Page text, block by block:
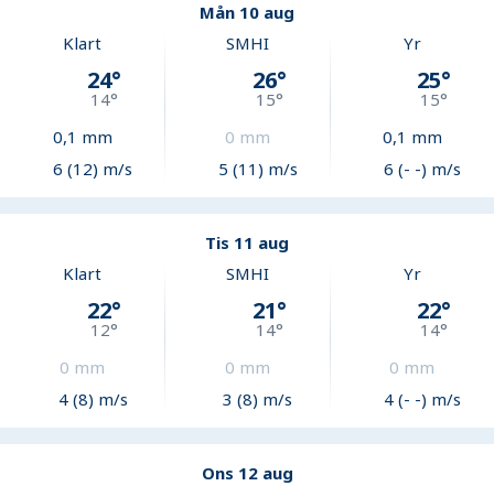
Mån 10 aug
Klart
24°
14°
0,1 mm
6 (12) m/s
SMHI
26°
15°
0 mm
5 (11) m/s
Yr
25°
15°
0,1 mm
6 (- -) m/s
Tis 11 aug
Klart
22°
12°
0 mm
4 (8) m/s
SMHI
21°
14°
0 mm
3 (8) m/s
Yr
22°
14°
0 mm
4 (- -) m/s
Ons 12 aug